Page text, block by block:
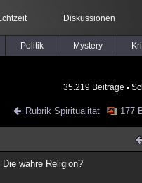
Diskussionen
Politik Mystery
35.219 Beiträge ▪
Rubrik Spiritualität 177
Die wahre Religion?